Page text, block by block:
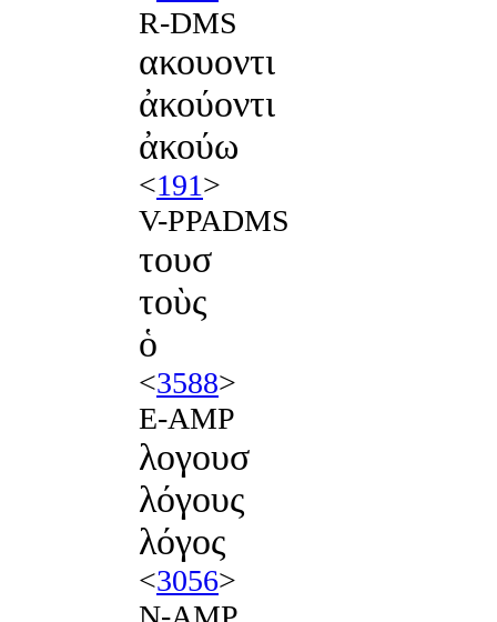
R-DMS
ακουοντι
ἀκούοντι
ἀκούω
<191>
V-PPADMS
τουσ
τοὺς
ὁ
<3588>
E-AMP
λογουσ
λόγους
λόγος
<3056>